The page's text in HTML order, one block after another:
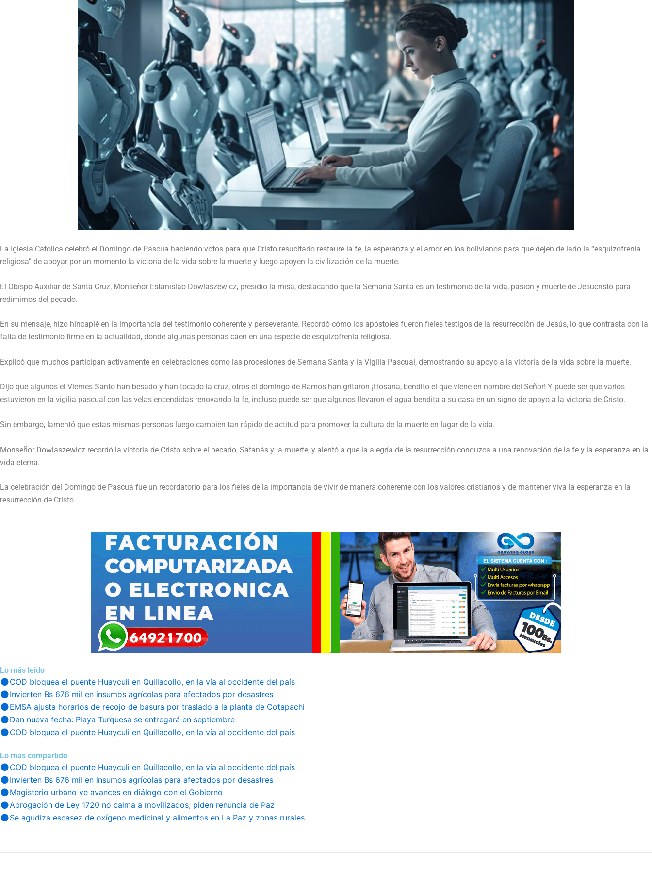
La Iglesia Católica celebró el Domingo de Pascua haciendo votos para que Cristo resucitado restaure la fe, la esperanza y el amor en los bolivianos para que dejen de lado la “esquizofrenia
religiosa” de apoyar por un momento la victoria de la vida sobre la muerte y luego apoyen la civilización de la muerte.
El Obispo Auxiliar de Santa Cruz, Monseñor Estanislao Dowlaszewicz, presidió la misa, destacando que la Semana Santa es un testimonio de la vida, pasión y muerte de Jesucristo para
redimirnos del pecado.
En su mensaje, hizo hincapié en la importancia del testimonio coherente y perseverante. Recordó cómo los apóstoles fueron fieles testigos de la resurrección de Jesús, lo que contrasta con la
falta de testimonio firme en la actualidad, donde algunas personas caen en una especie de esquizofrenia religiosa.
Explicó que muchos participan activamente en celebraciones como las procesiones de Semana Santa y la Vigilia Pascual, demostrando su apoyo a la victoria de la vida sobre la muerte.
Dijo que algunos el Viernes Santo han besado y han tocado la cruz, otros el domingo de Ramos han gritaron ¡Hosana, bendito el que viene en nombre del Señor! Y puede ser que varios
estuvieron en la vigilia pascual con las velas encendidas renovando la fe, incluso puede ser que algunos llevaron el agua bendita a su casa en un signo de apoyo a la victoria de Cristo.
Sin embargo, lamentó que estas mismas personas luego cambien tan rápido de actitud para promover la cultura de la muerte en lugar de la vida.
Monseñor Dowlaszewicz recordó la victoria de Cristo sobre el pecado, Satanás y la muerte, y alentó a que la alegría de la resurrección conduzca a una renovación de la fe y la esperanza en la
vida eterna.
La celebración del Domingo de Pascua fue un recordatorio para los fieles de la importancia de vivir de manera coherente con los valores cristianos y de mantener viva la esperanza en la
resurrección de Cristo.
Lo más leido
COD bloquea el puente Huayculi en Quillacollo, en la vía al occidente del país
Invierten Bs 676 mil en insumos agrícolas para afectados por desastres
EMSA ajusta horarios de recojo de basura por traslado a la planta de Cotapachi
Dan nueva fecha: Playa Turquesa se entregará en septiembre
COD bloquea el puente Huayculi en Quillacollo, en la vía al occidente del país
Lo más compartido
COD bloquea el puente Huayculi en Quillacollo, en la vía al occidente del país
Invierten Bs 676 mil en insumos agrícolas para afectados por desastres
Magisterio urbano ve avances en diálogo con el Gobierno
Abrogación de Ley 1720 no calma a movilizados; piden renuncia de Paz
Se agudiza escasez de oxígeno medicinal y alimentos en La Paz y zonas rurales